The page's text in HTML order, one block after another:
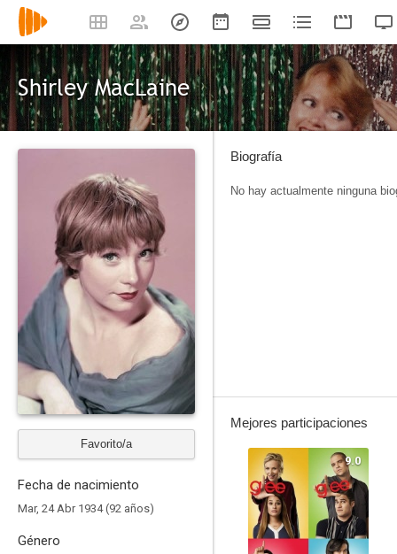
Shirley MacLaine
Favorito/a
Fecha de nacimiento
Mar, 24 Abr 1934 (92 años)
Género
Biografía
No hay actualmente ninguna
Mejores participaciones
9.0